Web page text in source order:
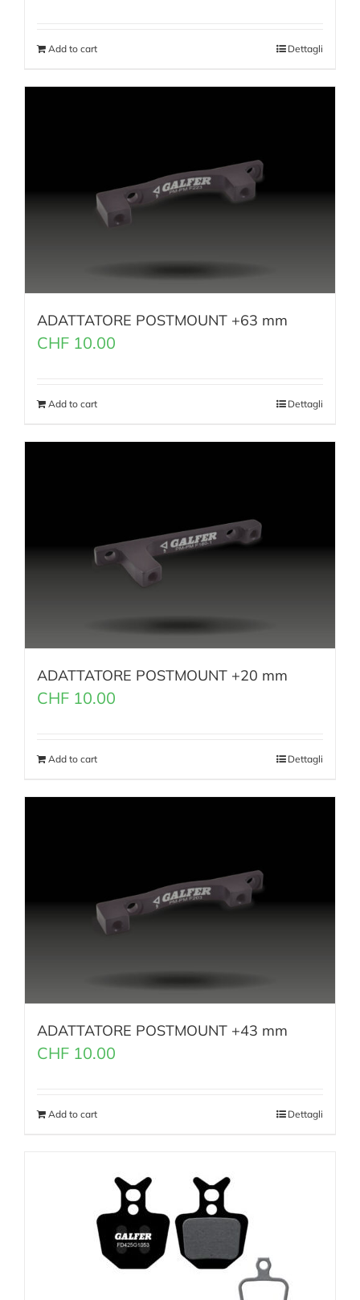
Add to cart Dettagli
ADATTATORE POSTMOUNT +63 mm
CHF 10.00
Add to cart Dettagli
ADATTATORE POSTMOUNT +20 mm
CHF 10.00
Add to cart Dettagli
ADATTATORE POSTMOUNT +43 mm
CHF 10.00
Add to cart Dettagli